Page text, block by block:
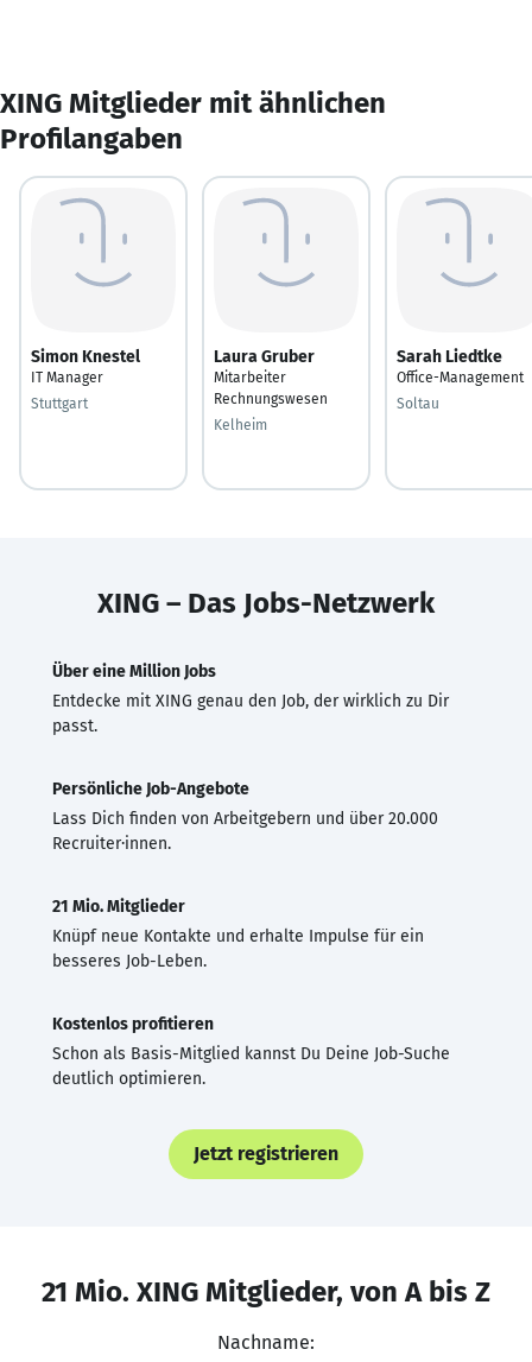
XING Mitglieder mit ähnlichen
Profilangaben
Simon Knestel
IT Manager
Stuttgart
Laura Gruber
Mitarbeiter
Rechnungswesen
Kelheim
Sarah Liedtke
Office-Management
Soltau
XING – Das Jobs-Netzwerk
Über eine Million Jobs
Entdecke mit XING genau den Job, der wirklich zu Dir
passt.
Persönliche Job-Angebote
Lass Dich finden von Arbeitgebern und über 20.000
Recruiter·innen.
21 Mio. Mitglieder
Knüpf neue Kontakte und erhalte Impulse für ein
besseres Job-Leben.
Kostenlos profitieren
Schon als Basis-Mitglied kannst Du Deine Job-Suche
deutlich optimieren.
Jetzt registrieren
21 Mio. XING Mitglieder, von A bis Z
Nachname: